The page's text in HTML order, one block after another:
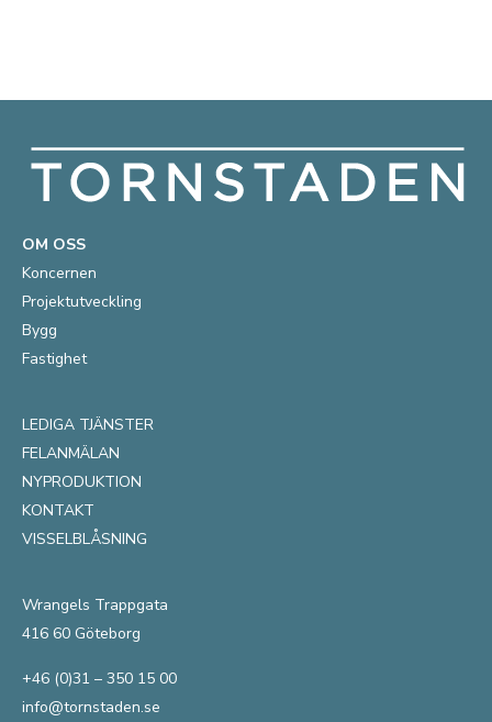
OM OSS
Koncernen
Projektutveckling
Bygg
Fastighet
LEDIGA TJÄNSTER
FELANMÄLAN
NYPRODUKTION
KONTAKT
VISSELBLÅSNING
Wrangels Trappgata
416 60 Göteborg
+46 (0)31 – 350 15 00
info@tornstaden.se